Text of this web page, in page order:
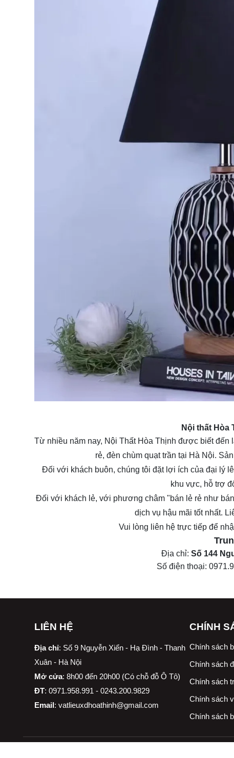
Nội thất Hòa
Từ nhiều năm nay, Nội Thất Hòa Thịnh được biết đến
rẻ, đèn chùm quạt trần tại Hà Nội.
Đối với khách buôn, chúng tôi đặt lợi ích của đại lý
khu vực, hỗ trợ
Đối với khách lẻ, với phương châm "bán lẻ rẻ như
dịch vụ hậu mãi tốt nhất.
Vui lòng liên hệ trực tiếp để
Địa chỉ: Số 144
Số điện thoại:
LIÊN HỆ
Địa chỉ: Số 9 Nguyễn Xiển - Hạ Đình - Thanh
Xuân - Hà Nội
Mở cửa: 8h00 đến 20h00 (Có chỗ đỗ Ô Tô)
ĐT: 0971.958.991 - 0243.200.9829
Email: vatlieuxdhoathinh@gmail.com
CHÍNH
Chính sách
Chính sách
Chính sách
Chính sách
Chính sách